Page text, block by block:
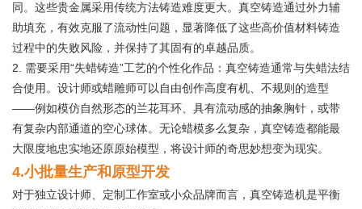
同。这些贵金属采用传统方法铸造难度更大。真空铸造通过外力辅
助填充，有效克服了流动性问题，显著降低了这些高价值材料铸造
过程中的失败风险，并保持了其固有的卓越品质。
2. 需要采用“失蜡铸造”工艺的个性化作品：真空铸造通常与失蜡法结
合使用。设计师或蜡雕师可以自由创作高度有机、不规则的造型
——例如模仿自然形态的兰花耳环、具有流动感的抽象胸针，或带
有复杂内部通道的空心球体。无论蜡模多么复杂，真空铸造都能最
大限度地忠实地还原原始模型，将设计师的奇思妙想变为现实。
4.小批量生产和原型开发
对于独立设计师、定制工作室或小众品牌而言，真空铸造机是平衡